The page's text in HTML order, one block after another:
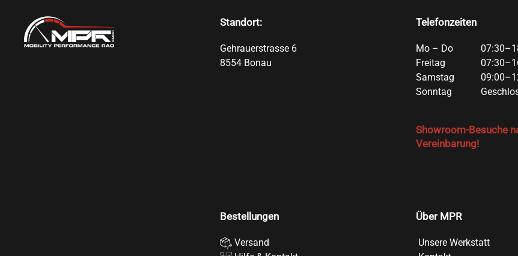
Standort:
Gehrauerstrasse 6
8554 Bonau
Telefonzeiten
Mo – Do
Freitag
Samstag
Sonntag
Showroom-Besuche
Vereinbarung!
Bestellungen
Versand
Über MPR
Unsere Werkstatt